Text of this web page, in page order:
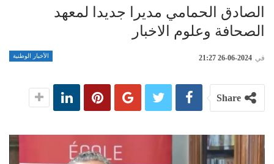
الصادق الحمامي مديرا جديدا لمعهد
الصحافة وعلوم الاخبار
الأخبار الوطنية في 2024-06-26 21:27
Share